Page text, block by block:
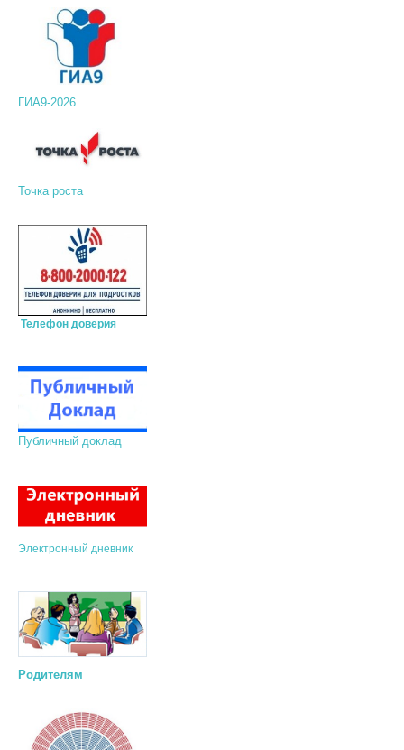
ГИА9-2026
Точка роста
Телефон доверия
Публичный доклад
Электронный дневник
Родителям